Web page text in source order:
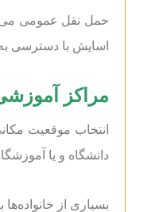
حمل نقل عمومی
اسایش با دسترسی
مراکز
انتخاب موقعیت
دانشگاه و یا
بسیاری از